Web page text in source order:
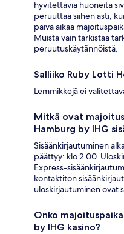
hyvitettäviä huoneita
peruuttaa siihen asti,
päivä aikaa
Muista vain tarkistaa
peruutuskäytännöistä.
Salliiko Ruby Lotti
Lemmikkejä ei
Mitkä ovat
Hamburg by IHG
Sisäänkirjautuminen
päättyy: klo 2.00.
Express-
kontaktiton
uloskirjautuminen ovat
Onko
by IHG kasino?